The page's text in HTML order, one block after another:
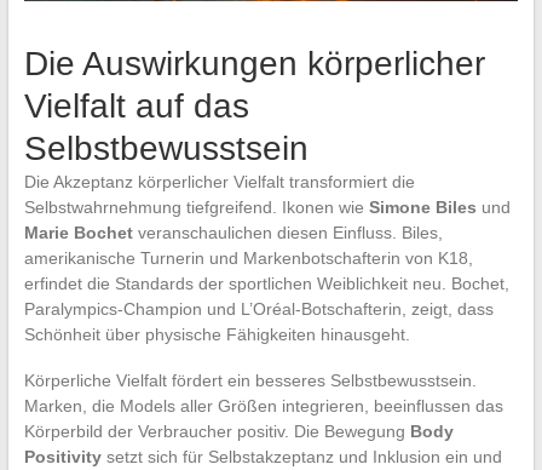
Die Auswirkungen körperlicher
Vielfalt auf das
Selbstbewusstsein
Die Akzeptanz körperlicher Vielfalt transformiert die
Selbstwahrnehmung tiefgreifend. Ikonen wie Simone Biles und
Marie Bochetveranschaulichen diesen Einfluss. Biles,
amerikanische Turnerin und Markenbotschafterin von K18,
erfindet die Standards der sportlichen Weiblichkeit neu. Bochet,
Paralympics-Champion und L’Oréal-Botschafterin, zeigt, dass
Schönheit über physische Fähigkeiten hinausgeht.
Körperliche Vielfalt fördert ein besseres Selbstbewusstsein.
Marken, die Models aller Größen integrieren, beeinflussen das
Körperbild der Verbraucher positiv. Die Bewegung Body
Positivitysetzt sich für Selbstakzeptanz und Inklusion ein und